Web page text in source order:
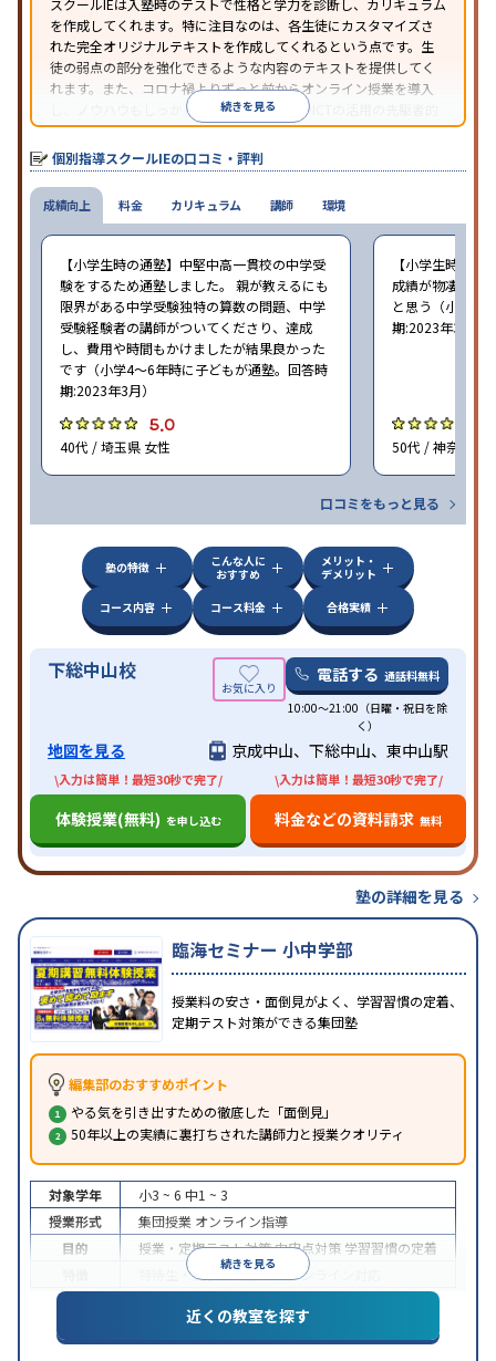
スクールIEは入塾時のテストで性格と学力を診断し、カリキュラム
を作成してくれます。特に注目なのは、各生徒にカスタマイズさ
れた完全オリジナルテキストを作成してくれるという点です。生
徒の弱点の部分を強化できるような内容のテキストを提供してく
れます。また、コロナ禍よりずっと前からオンライン授業を導入
し、ノウハウもしっかりとしています。AIやICTの活用の先駆者的
な個別指導塾です。
続きを見る
個別指導スクールIEの口コミ・評判
成績向上
【小学生時の通塾】中堅中高一貫校の中学受
験をするため通塾しました。 親が教えるにも
限界がある中学受験独特の算数の問題、中学
受験経験者の講師がついてくださり、達成
し、費用や時間もかけましたが結果良かった
です（小学4〜6年時に子どもが通塾。回答時
期:2023年3月）
5.0
40代 / 埼玉県 女性
【小学生時の通
成績が物凄く悪
と思う（小学6
期:2023年3月）
50代 / 神奈川県
口コミをもっと見る
料金 カリキュラム 講師 環境
塾の特徴
こんな人に
おすすめ
メリット・
デメリット
コース内容
コース料金 合格実績
下総中山校 電話する 通話料無料
10:00～21:00（日曜・祝日を除
く）
地図を見る 京成中山、下総中山、東中山駅
\入力は簡単！最短30秒で完了/
体験授業(無料) を申し込む
\入力は簡単！最短30秒で完了/
料金などの資料請求 無料
塾の詳細を見る
臨海セミナー 小中学部
授業料の安さ・面倒見がよく、学習習慣の定着、
定期テスト対策ができる集団塾
編集部のおすすめポイント
やる気を引き出すための徹底した「面倒見」
50年以上の実績に裏打ちされた講師力と授業クオリティ
続きを見る
対象学年 小3 ~ 6 中1 ~ 3
授業形式
集団授業 オンライン指導
目的
授業・定期テスト対策内申点対策 学習習慣の定着
特待生・奨学金制度あり オンライン対応
近くの教室を探す